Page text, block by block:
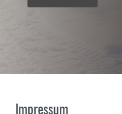
Impressum